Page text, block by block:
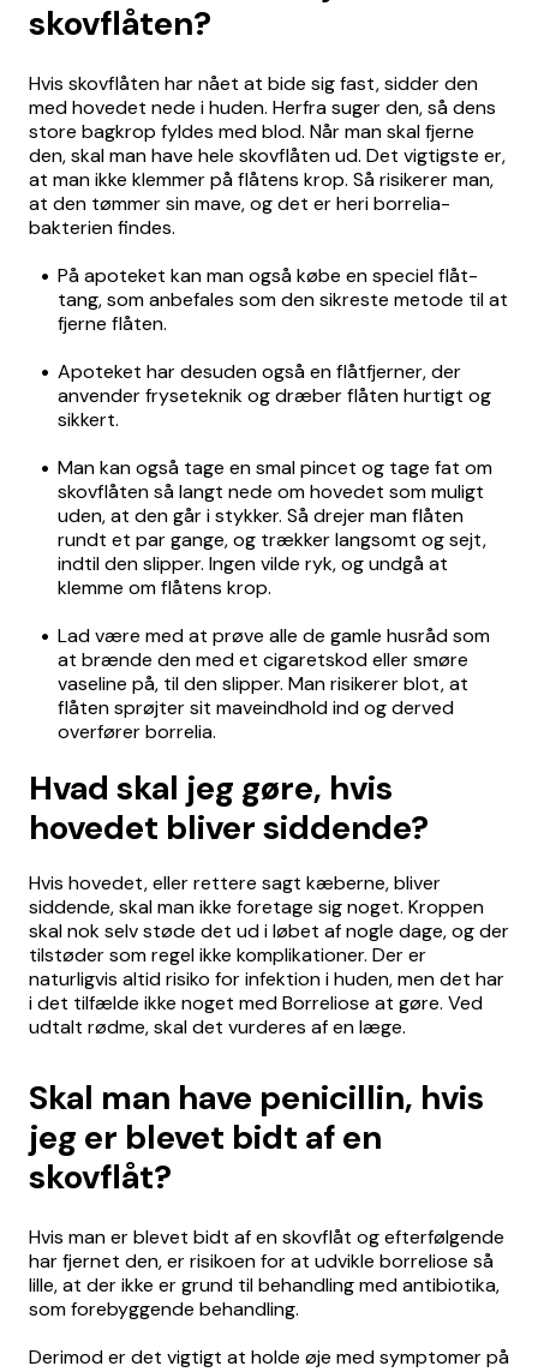
skovflåten?
Hvis skovflåten har nået at bide sig fast, sidder den
med hovedet nede i huden. Herfra suger den, så dens
store bagkrop fyldes med blod. Når man skal fjerne
den, skal man have hele skovflåten ud. Det vigtigste er,
at man ikke klemmer på flåtens krop. Så risikerer man,
at den tømmer sin mave, og det er heri borrelia-
bakterien findes.
På apoteket kan man også købe en speciel flåt-
tang, som anbefales som den sikreste metode til at
fjerne flåten.
Apoteket har desuden også en flåtfjerner, der
anvender fryseteknik og dræber flåten hurtigt og
sikkert.
Man kan også tage en smal pincet og tage fat om
skovflåten så langt nede om hovedet som muligt
uden, at den går i stykker. Så drejer man flåten
rundt et par gange, og trækker langsomt og sejt,
indtil den slipper. Ingen vilde ryk, og undgå at
klemme om flåtens krop.
Lad være med at prøve alle de gamle husråd som
at brænde den med et cigaretskod eller smøre
vaseline på, til den slipper. Man risikerer blot, at
flåten sprøjter sit maveindhold ind og derved
overfører borrelia.
Hvad skal jeg gøre, hvis
hovedet bliver siddende?
Hvis hovedet, eller rettere sagt kæberne, bliver
siddende, skal man ikke foretage sig noget. Kroppen
skal nok selv støde det ud i løbet af nogle dage, og der
tilstøder som regel ikke komplikationer. Der er
naturligvis altid risiko for infektion i huden, men det har
i det tilfælde ikke noget med Borreliose at gøre. Ved
udtalt rødme, skal det vurderes af en læge.
Skal man have penicillin, hvis
jeg er blevet bidt af en
skovflåt?
Hvis man er blevet bidt af en skovflåt og efterfølgende
har fjernet den, er risikoen for at udvikle borreliose så
lille, at der ikke er grund til behandling med antibiotika,
som forebyggende behandling.
Derimod er det vigtigt at holde øje med symptomer på